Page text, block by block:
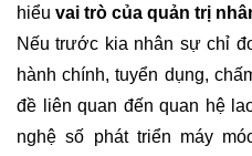
hiểu vai trò của quản trị
Nếu trước kia nhân sự chỉ
hành chính, tuyển dụng,
đề liên quan đến quan hệ
nghệ số phát triển máy